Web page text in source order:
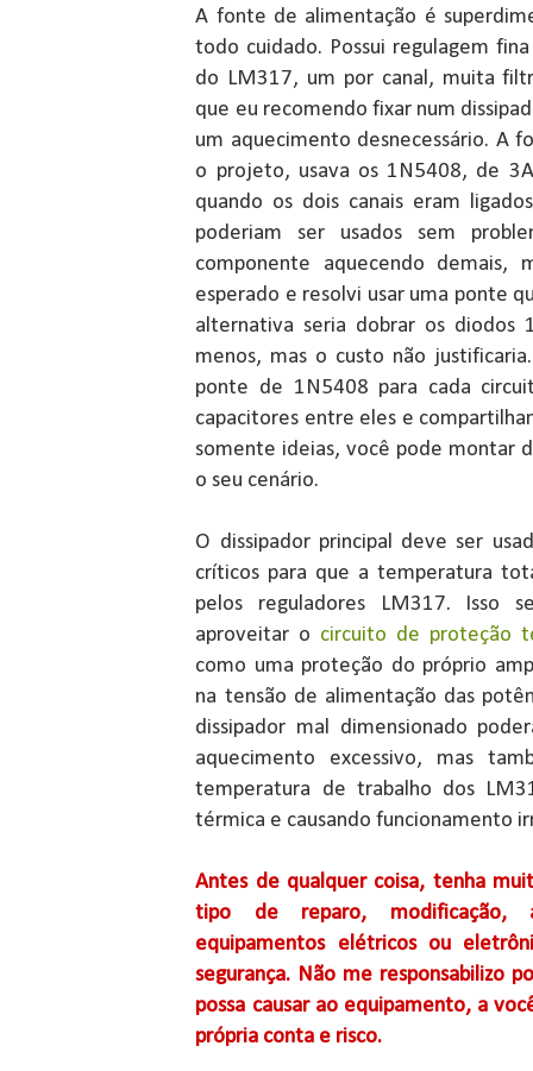
A fonte de alimentação é
todo cuidado. Possui regulagem
do LM317, um por canal, muita
que eu recomendo fixar num
um aquecimento desnecessário. A
o projeto, usava os 1N5408, de
quando os dois canais eram
poderiam ser usados sem
componente aquecendo
esperado e resolvi usar uma ponte
alternativa seria dobrar os diodos
menos, mas o custo não
ponte de 1N5408 para cada
capacitores entre eles e
somente ideias, você pode montar
o seu cenário.
O dissipador principal deve ser
críticos para que a temperatura
pelos reguladores LM317. Isso
aproveitar o circuito de proteção
como uma proteção do próprio
na tensão de alimentação das
dissipador mal dimensionado
aquecimento excessivo, mas
temperatura de trabalho dos
térmica e causando funcionamento
Antes de qualquer coisa, tenha
tipo de reparo, modificação,
equipamentos elétricos ou
segurança. Não me responsabilizo
possa causar ao equipamento, a
própria conta e risco.